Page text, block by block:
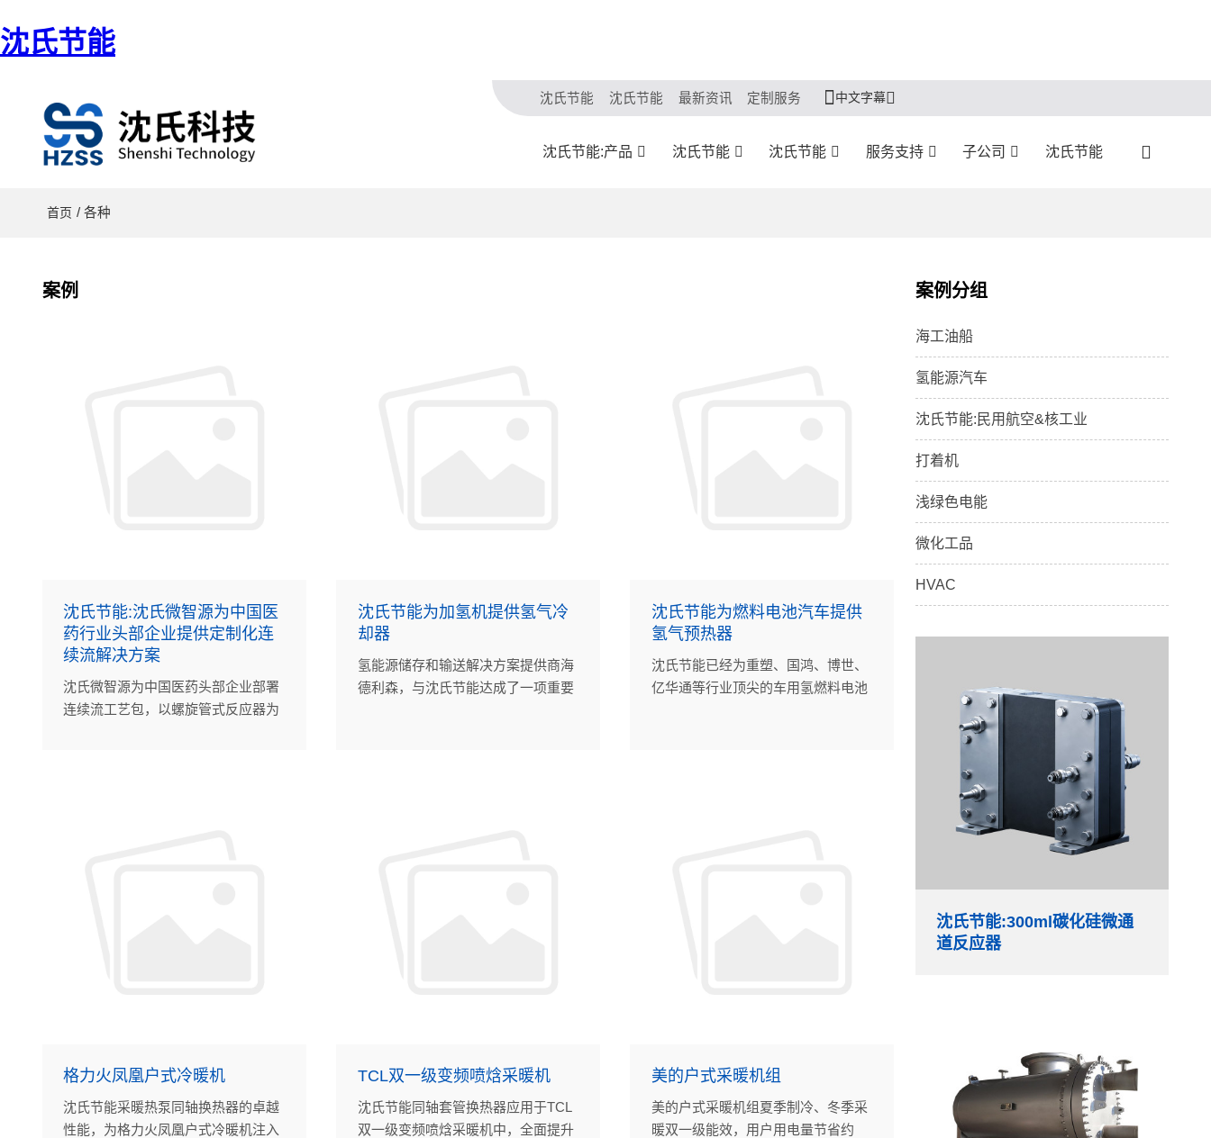
沈氏节能
沈氏节能 沈氏节能 最新资讯 定制服务 中文字幕
沈氏节能:产品 沈氏节能 沈氏节能 服务支持 子公司 沈氏节能
首页 / 各种
案例
沈氏节能:沈氏微智源为中国医
药行业头部企业提供定制化连
续流解决方案
沈氏微智源为中国医药头部企业部署
连续流工艺包，以螺旋管式反应器为
沈氏节能为加氢机提供氢气冷
却器
氢能源储存和输送解决方案提供商海
德利森，与沈氏节能达成了一项重要
沈氏节能为燃料电池汽车提供
氢气预热器
沈氏节能已经为重塑、国鸿、博世、
亿华通等行业顶尖的车用氢燃料电池
格力火凤凰户式冷暖机
沈氏节能采暖热泵同轴换热器的卓越
性能，为格力火凤凰户式冷暖机注入
TCL双一级变频喷焓采暖机
沈氏节能同轴套管换热器应用于TCL
双一级变频喷焓采暖机中，全面提升
美的户式采暖机组
美的户式采暖机组夏季制冷、冬季采
暖双一级能效，用户用电量节省约
案例分组
海工油船
氢能源汽车
沈氏节能:民用航空&核工业
打着机
浅绿色电能
微化工品
HVAC
沈氏节能:300ml碳化硅微通
道反应器